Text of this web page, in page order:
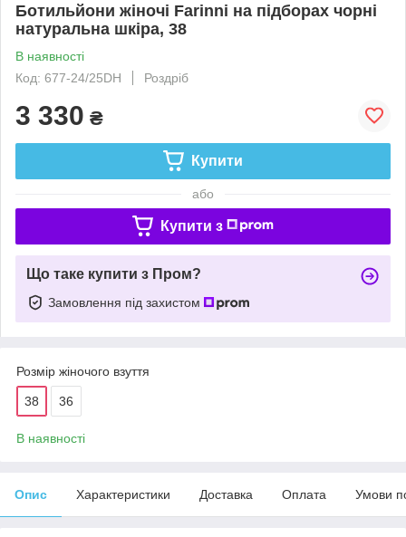
Ботильйони жіночі Farinni на підборах чорні
натуральна шкіра, 38
В наявності
Код: 677-24/25DH
Роздріб
3 330 ₴
Купити
або
Купити з
Що таке купити з Пром?
Замовлення під захистом
Розмір жіночого взуття
38 36
В наявності
Опис Характеристики Доставка Оплата Умови